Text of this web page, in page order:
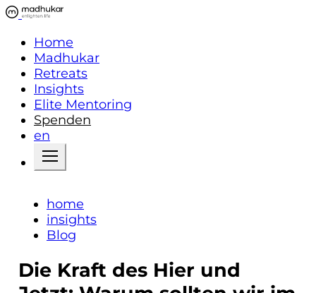
Home
Madhukar
Retreats
Insights
Elite Mentoring
Spenden
en
home
insights
Blog
Die Kraft des Hier und